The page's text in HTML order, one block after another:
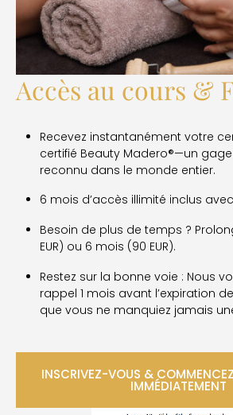
Accès au cours &
Recevez instantanément votre
certifié Beauty Madero®—un gage
reconnu dans le monde entier.
6 mois d’accès illimité inclus
Besoin de plus de temps ?
EUR) ou 6 mois (90 EUR).
Restez sur la bonne voie : Nous
rappel 1 mois avant l’expiration
que vous ne manquiez jamais
INSCRIVEZ-VOUS &
IMMÉDIATEMENT